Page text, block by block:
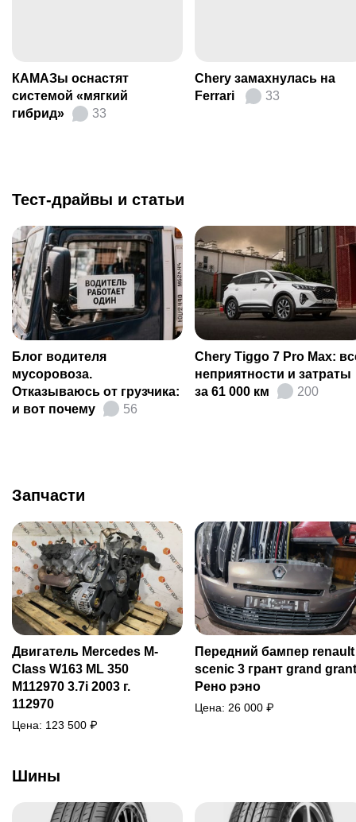
КАМАЗы оснастят
системой «мягкий
гибрид»
33
Chery замахнулась на
Ferrari
33
Тест-драйвы и статьи
Блог водителя
мусоровоза.
Отказываюсь от грузчика:
и вот почему
56
Chery Tiggo 7 Pro Max:
неприятности и затраты
за 61 000 км
200
Запчасти
Двигатель Mercedes M-
Class W163 ML 350
M112970 3.7i 2003 г.
112970
Цена: 123 500 ₽
Передний бампер renault
scenic 3 грант grand grant
Рено рэно
Цена: 26 000 ₽
Шины